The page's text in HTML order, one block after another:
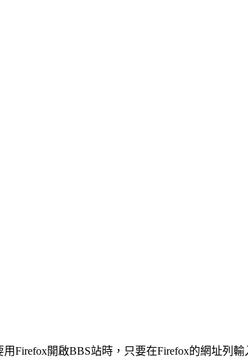
用Firefox開啟BBS站時，只要在Firefox的網址列輸